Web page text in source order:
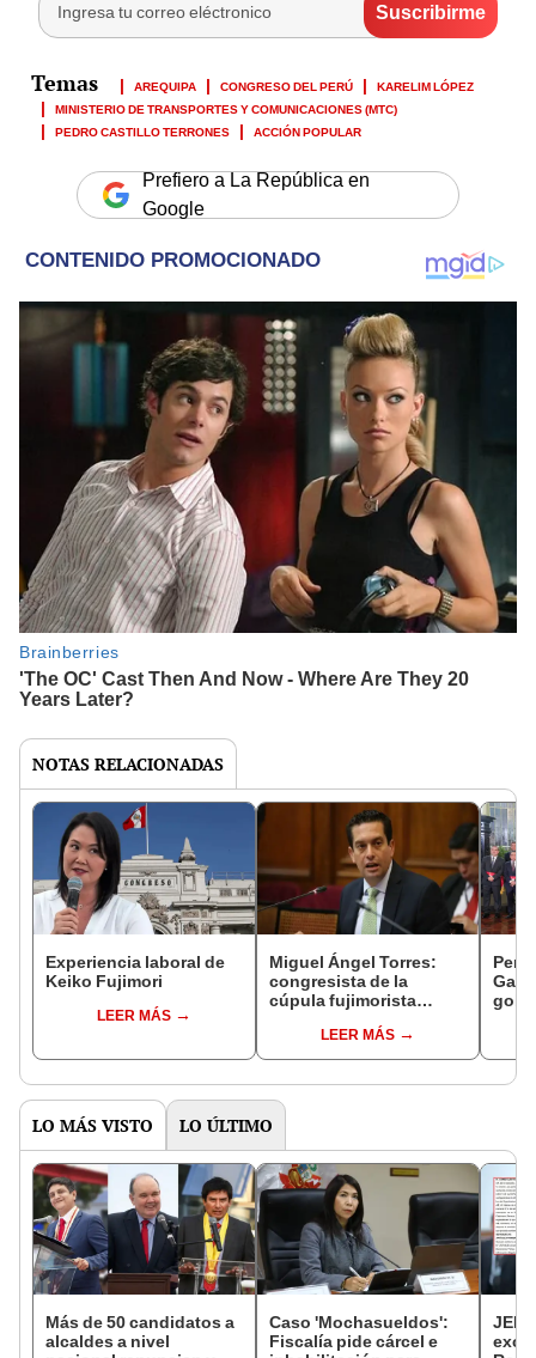
AREQUIPA CONGRESO DEL PERÚ
KARELIM LÓPEZ
MINISTERIO DE TRANSPORTES Y COMUNICACIONES (MTC)
PEDRO CASTILLO TERRONES
ACCIÓN POPULAR
Prefiero a La República en
Google
NOTAS RELACIONADAS
Experiencia laboral de
Keiko Fujimori
LEER MÁS
Miguel Ángel Torres:
congresista de la
cúpula fujimorista
del SenadoLEER MÁS
LO MÁS VISTO LO ÚLTIMO
Más de 50 candidatos a
alcaldes a nivel
Caso 'Mochasueldos':
Fiscalía pide cárcel e
JEE